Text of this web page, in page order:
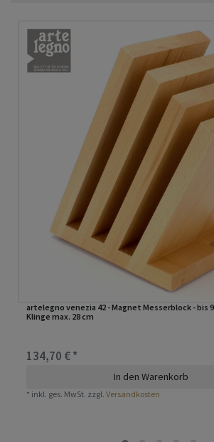
artelegno venezia 42 - Magnet Messerblock - bis
Klinge max. 28 cm
134,70 € *
In den Warenkorb
* inkl. ges. MwSt. zzgl.Versandkosten